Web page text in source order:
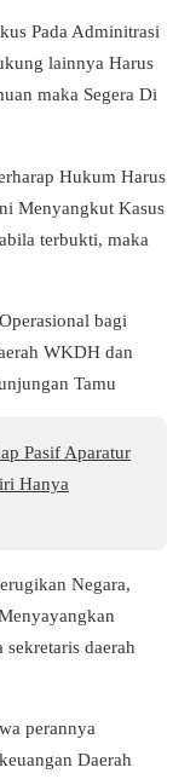
Pada Adminitrasi
lainnya Harus
maka Segera Di
Hukum Harus
Menyangkut Kasus
terbukti, maka
bagi
WKDH dan
Tamu
Pasif Aparatur
Hanya
Negara,
daerah
perannya
Daerah